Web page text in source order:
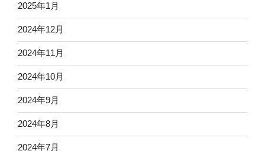
2025年1月
2024年12月
2024年11月
2024年10月
2024年9月
2024年8月
2024年7月